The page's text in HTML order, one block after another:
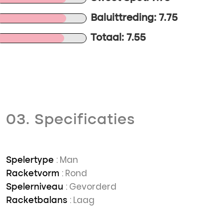
Baluittreding: 7.75
Totaal: 7.55
03. Specificaties
Spelertype : Man
Racketvorm : Rond
Spelerniveau : Gevorderd
Racketbalans : Laag